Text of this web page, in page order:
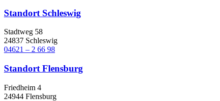
Standort Schleswig
Stadtweg 58
24837 Schleswig
04621 – 2 66 98
Standort Flensburg
Friedheim 4
24944 Flensburg